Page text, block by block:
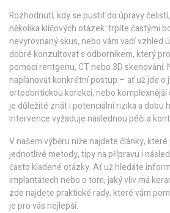
Rozhodnutí, kdy se pustit do úpravy
několika klíčových otázek: trpíte častými
nevyrovnaný skus, nebo vám vadí vzhled
dobré konzultovat s odborníkem, který
pomocí rentgenu, CT nebo 3D skenování.
naplánovat konkrétní postup – ať už jde o
ortodontickou korekci, nebo
je důležité znát i potenciální rizika a dobu
intervence vyžaduje následnou péči a
V našem výběru níže najdete články,
jednotlivé metody, tipy na přípravu i
často kladené otázky. Ať už hledáte
implantátech nebo o tom, jaký vliv má
zde najdete praktické rady, které vám
je pro vás nejlepší.